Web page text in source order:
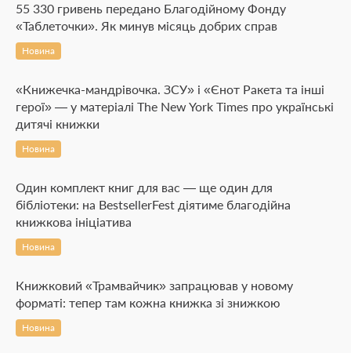
55 330 гривень передано Благодійному Фонду
«Таблеточки». Як минув місяць добрих справ
Новина
«Книжечка-мандрівочка. ЗСУ» і «Єнот Ракета та інші
герої» — у матеріалі The New York Times про українські
дитячі книжки
Новина
Один комплект книг для вас — ще один для
бібліотеки: на BestsellerFest діятиме благодійна
книжкова ініціатива
Новина
Книжковий «Трамвайчик» запрацював у новому
форматі: тепер там кожна книжка зі знижкою
Новина